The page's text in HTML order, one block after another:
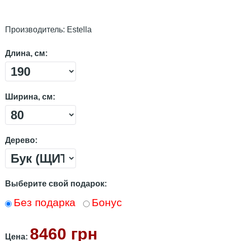
Производитель: Estella
Длина, см:
Ширина, см:
Дерево:
Выберите свой подарок:
Без подарка Бонус
Цена: 8460 грн